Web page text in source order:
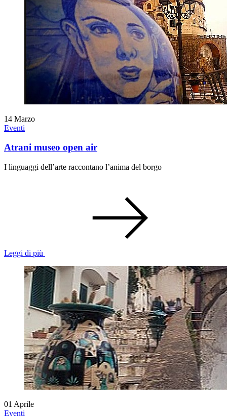
14 Marzo
Eventi
Atrani museo open air
I linguaggi dell’arte raccontano l’anima del borgo
Leggi di più
01 Aprile
Eventi